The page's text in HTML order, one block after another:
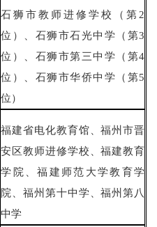
石狮市教师进修学校（第2
位）、石狮市石光中学（第3
位）、石狮市第三中学（第4
位）、石狮市华侨中学（第5
位）
福建省电化教育馆、福州市晋
安区教师进修学校、福建教育
学院、福建师范大学教育学
院、福州第十中学、福州第八
中学